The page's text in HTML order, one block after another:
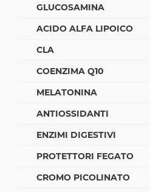
GLUCOSAMINA
ACIDO ALFA LIPOICO
CLA
COENZIMA Q10
MELATONINA
ANTIOSSIDANTI
ENZIMI DIGESTIVI
PROTETTORI FEGATO
CROMO PICOLINATO